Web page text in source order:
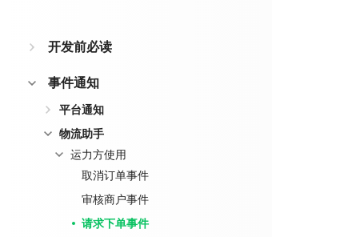
开发前必读
事件通知
平台通知
物流助手
运力方使用
取消订单事件
审核商户事件
请求下单事件